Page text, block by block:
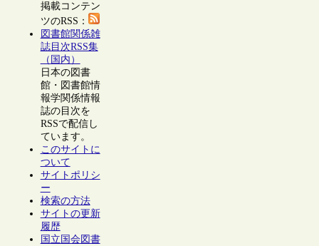
掲載コンテン
ツのRSS：
図書館関係雑
誌目次RSS集
（国内）
日本の図書
館・図書館情
報学関係情報
誌の目次を
RSSで配信し
ています。
このサイトに
ついて
サイトポリシ
ー
検索の方法
サイトの更新
履歴
国立国会図書